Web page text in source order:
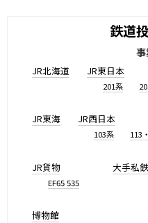
鉄道
JR北海道 JR東日本
201系
JR東海 JR西日本
103系 113
JR貨物
EF65 535
大手私鉄
博物館